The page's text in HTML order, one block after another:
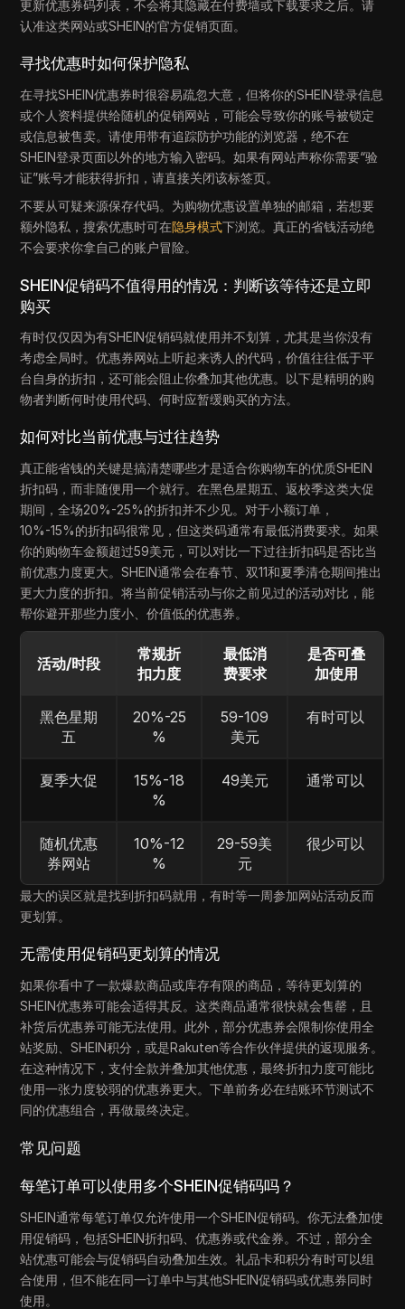
更新优惠券码列表，不会将其隐藏在付费墙或下载要求之后。请
认准这类网站或SHEIN的官方促销页面。
寻找优惠时如何保护隐私
在寻找SHEIN优惠券时很容易疏忽大意，但将你的SHEIN登录信息
或个人资料提供给随机的促销网站，可能会导致你的账号被锁定
或信息被售卖。请使用带有追踪防护功能的浏览器，绝不在
SHEIN登录页面以外的地方输入密码。如果有网站声称你需要“验
证”账号才能获得折扣，请直接关闭该标签页。
不要从可疑来源保存代码。为购物优惠设置单独的邮箱，若想要
额外隐私，搜索优惠时可在隐身模式下浏览。真正的省钱活动绝
不会要求你拿自己的账户冒险。
SHEIN促销码不值得用的情况：判断该等待还是立即
购买
有时仅仅因为有SHEIN促销码就使用并不划算，尤其是当你没有
考虑全局时。优惠券网站上听起来诱人的代码，价值往往低于平
台自身的折扣，还可能会阻止你叠加其他优惠。以下是精明的购
物者判断何时使用代码、何时应暂缓购买的方法。
如何对比当前优惠与过往趋势
真正能省钱的关键是搞清楚哪些才是适合你购物车的优质SHEIN
折扣码，而非随便用一个就行。在黑色星期五、返校季这类大促
期间，全场20%-25%的折扣并不少见。对于小额订单，
10%-15%的折扣码很常见，但这类码通常有最低消费要求。如果
你的购物车金额超过59美元，可以对比一下过往折扣码是否比当
前优惠力度更大。SHEIN通常会在春节、双11和夏季清仓期间推出
更大力度的折扣。将当前促销活动与你之前见过的活动对比，能
帮你避开那些力度小、价值低的优惠券。
活动/时段
常规折
扣力度
最低消
费要求
是否可叠
加使用
黑色星期
五
20%-25
%
59-109
美元
有时可以
夏季大促
15%-18
%
49美元 通常可以
随机优惠
券网站
10%-12
%
29-59美
元
很少可以
最大的误区就是找到折扣码就用，有时等一周参加网站活动反而
更划算。
无需使用促销码更划算的情况
如果你看中了一款爆款商品或库存有限的商品，等待更划算的
SHEIN优惠券可能会适得其反。这类商品通常很快就会售罄，且
补货后优惠券可能无法使用。此外，部分优惠券会限制你使用全
站奖励、SHEIN积分，或是Rakuten等合作伙伴提供的返现服务。
在这种情况下，支付全款并叠加其他优惠，最终折扣力度可能比
使用一张力度较弱的优惠券更大。下单前务必在结账环节测试不
同的优惠组合，再做最终决定。
常见问题
每笔订单可以使用多个SHEIN促销码吗？
SHEIN通常每笔订单仅允许使用一个SHEIN促销码。你无法叠加使
用促销码，包括SHEIN折扣码、优惠券或代金券。不过，部分全
站优惠可能会与促销码自动叠加生效。礼品卡和积分有时可以组
合使用，但不能在同一订单中与其他SHEIN促销码或优惠券同时
使用。